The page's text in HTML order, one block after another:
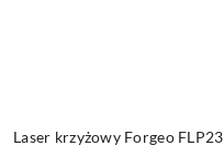
Laser krzyżowy Forgeo FLP23